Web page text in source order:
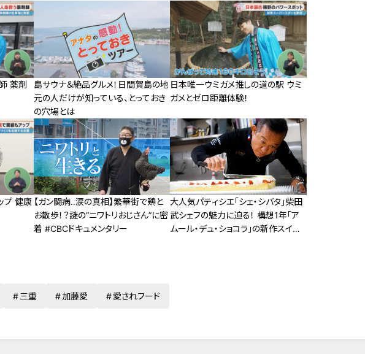
薬剤
島サウナ＆絶品グルメ！日間賀島の地
元の人だけが知っている、とっておき
の穴場とは
日本唯一ウミガメ推しの道の駅 ウミ
ガメとゼロ距離体験！
プ 健康 【ガン闘病‥涙の真相】繁華街で鶏と
お散歩！？謎の“ニワトリおじさん”に密
着 #CBCドキュメンタリー
大人気パティシエ「シェ・シバタ」柴田
武シェフの魅力に迫る！ 構想1年「ア
ムール・デュ・ショコラ」の新作スイー
三重 加藤愛 愛されフード